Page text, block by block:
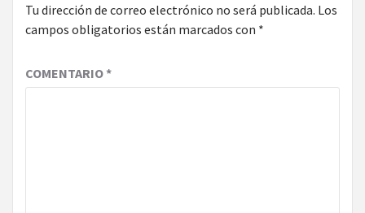
Tu dirección de correo electrónico no será publicada. Los
campos obligatorios están marcados con *
COMENTARIO*